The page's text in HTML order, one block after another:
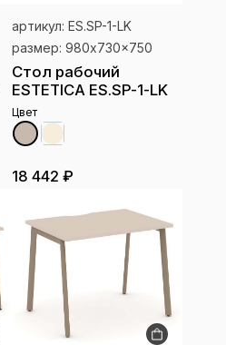
артикул: ES.SP-1-LK
размер: 980x730x750
Стол рабочий
ESTETICA ES.SP-1-LK
Цвет
18 442 ₽